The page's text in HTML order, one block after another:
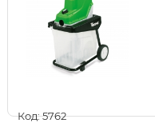
Код: 5762